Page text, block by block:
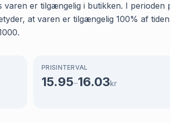
er tilgængelig i butikken. I perioden
at varen er tilgængelig 100% af
PRISINTERVAL
15.95–16.03kr